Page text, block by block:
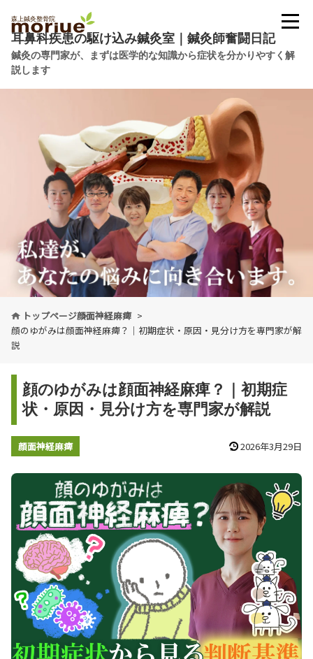
耳鼻科疾患の駆け込み鍼灸室｜鍼灸師奮闘日記
鍼灸の専門家が、まずは医学的な知識から症状を分かりやすく解
説します
トップページ顔面神経麻痺
顔のゆがみは顔面神経麻痺？｜初期症状・原因・見分け方を専門家が解
説
顔のゆがみは顔面神経麻痺？｜初期症
状・原因・見分け方を専門家が解説
顔面神経麻痺 2026年3月29日